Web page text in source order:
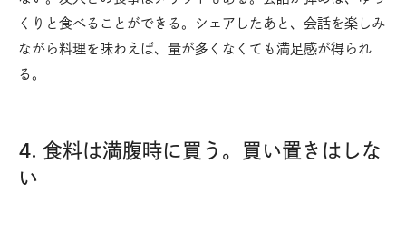
くりと食べることができる。シェアしたあと、会話を楽しみ
ながら料理を味わえば、量が多くなくても満足感が得られ
る。
4. 食料は満腹時に買う。買い置きはしな
い